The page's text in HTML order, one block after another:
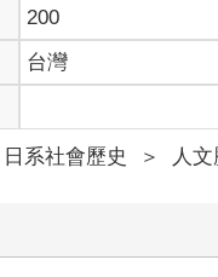
200
台灣
日系社會歷史 ＞ 人